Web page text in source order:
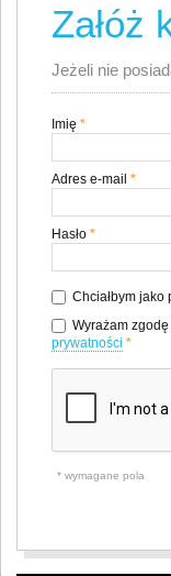
Załóż
Jeżeli nie
*
Imię
*
Adres e-mail
*
Hasło
Chciałbym jako
Wyrażam
prywatności *
* wymagane pola